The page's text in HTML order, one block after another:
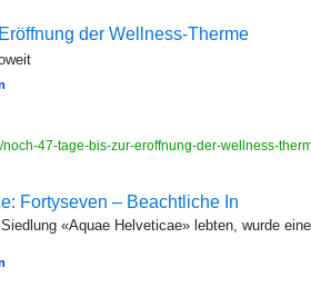
der Wellness-Therme
noch-47-tage-bis-zur-eroffnung-der-wellness-
Fortyseven – Beachtliche In
«Aquae Helveticae» lebten, wurde